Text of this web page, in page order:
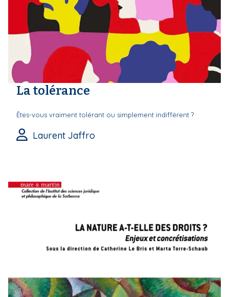
La tolérance
Êtes-vous vraiment tolérant ou simplement indifférent ?
Laurent Jaffro